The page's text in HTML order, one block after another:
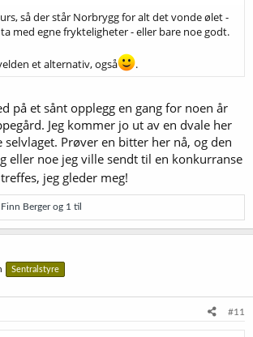
så der står Norbrygg for alt det vonde ølet -
med egne frykteligheter - eller bare noe godt.
et alternativ, også .
på et sånt opplegg en gang for noen år
Jeg kommer jo ut av en dvale her
selvlaget. Prøver en bitter her nå, og den
eller noe jeg ville sendt til en konkurranse
jeg gleder meg!
Finn Bergerog 1 til
Sentralstyre
#11